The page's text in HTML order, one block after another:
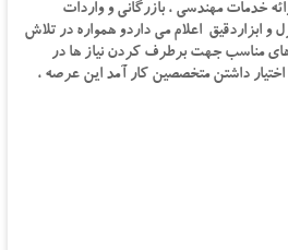
خدمات مهندسی ، بازرگانی و واردات
و ابزاردقیق اعلام می داردو همواره در تلاش
مناسب جهت برطرف کردن نیاز ها در
داشتن متخصصین کار آمد این عرصه ،